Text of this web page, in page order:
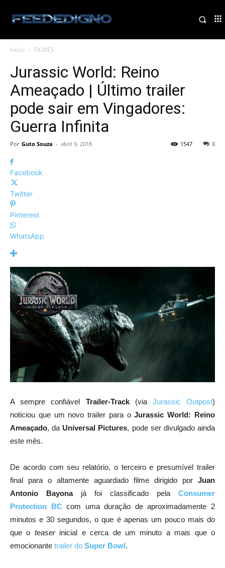
Início FILMES
Jurassic World: Reino
Ameaçado | Último trailer
pode sair em Vingadores:
Guerra Infinita
Por Guto Souza - abril 9, 2018 0
1547
Facebook
Twitter
Pinterest
WhatsApp
A sempre confiável Trailer-Track(via Jurassic Outpost)
noticiou que um novo trailer para oJurassic World: Reino
Ameaçado, da Universal Pictures, pode ser divulgado ainda
este mês.
De acordo com seu relatório, o terceiro e presumível trailer
final para o altamente aguardado filme dirigido por Juan
Antonio Bayonajá foi classificado pela Consumer
Protection BCcom uma duração de aproximadamente 2
minutos e 30 segundos, o que é apenas um pouco mais do
que o teaserinicial e cerca de um minuto a mais que o
emocionante trailer do Super Bowl.